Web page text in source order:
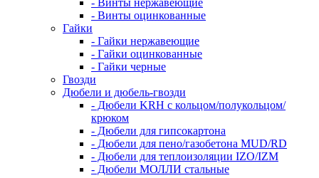
- Винты нержавеющие
- Винты оцинкованные
Гайки
- Гайки нержавеющие
- Гайки оцинкованные
- Гайки черные
Гвозди
Дюбели и дюбель-гвозди
- Дюбели KRH с кольцом/полукольцом/
крюком
- Дюбели для гипсокартона
- Дюбели для пено/газобетона MUD/RD
- Дюбели для теплоизоляции IZO/IZM
- Дюбели МОЛЛИ стальные